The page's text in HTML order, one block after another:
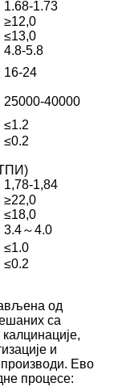
1.68-1.73
≥12,0
≤13,0
4.8-5.8
16-24
25000-40000
≤1.2
≤0.2
1,78-1,84
≥22,0
≤18,0
3.4～4.0
≤1.0
≤0.2
од
са
и
Ево
процесе: